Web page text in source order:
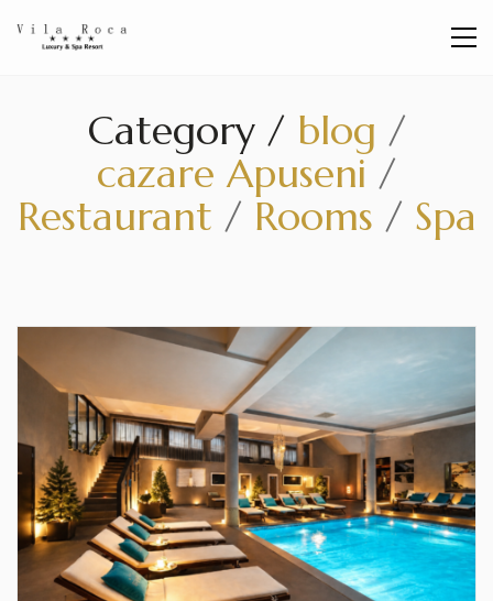
Category / blog /
cazare Apuseni /
Restaurant / Rooms / Spa